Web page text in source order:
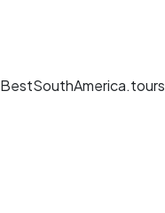
BestSouthAmerica.tours